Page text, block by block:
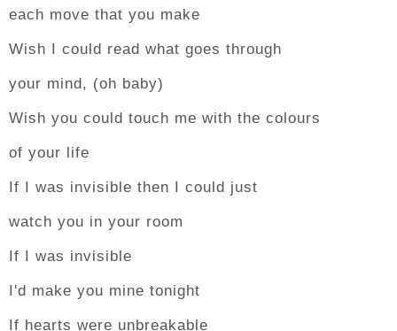
each move that you make
Wish I could read what goes through
your mind, (oh baby)
Wish you could touch me with the colours
of your life
If I was invisible then I could just
watch you in your room
If I was invisible
I'd make you mine tonight
If hearts were unbreakable